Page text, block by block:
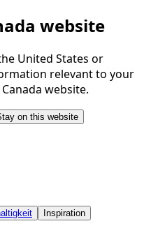
website
United States or
relevant to your
website.
on this website
Inspiration